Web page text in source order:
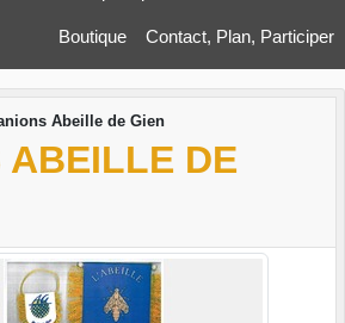
Boutique Contact, Plan, Participer
Abeille de Gien
ABEILLE DE